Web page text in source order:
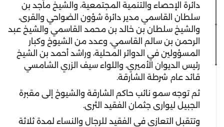
دائرة الإحصاء والتنمية المجتمعية، والشيخ ماجد بن
سلطان القاسمي مدير دائرة شؤون الضواحي والقرى،
والشيخ سلطان بن خالد بن محمد القاسمي والشيخ عبد
الرحمن بن سالم القاسمي، وعدد من الشيوخ وكبار
المسؤولين في الدوائر المحلية، وراشد أحمد بن الشيخ
رئيس الديوان الأميري، واللواء سيف الزري الشامسي
قائد عام شرطة الشارقة.
ثم توجه سمو نائب حاكم الشارقة والشيوخ إلى مقبرة
الجبيل ليوارى جثمان الفقيد الثرى.
وتتقبل التعازي في الفقيد للرجال والنساء لمدة ثلاثة